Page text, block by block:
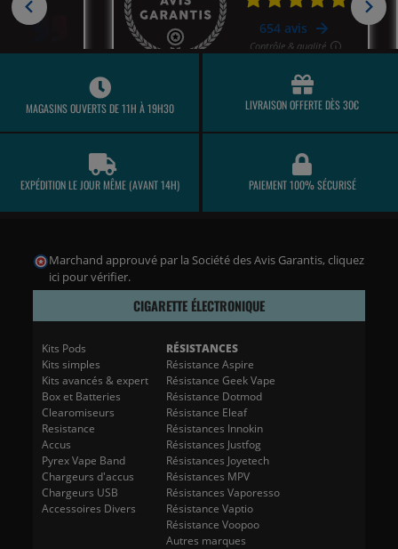
MAGASINS OUVERTS DE 11H À 19H30 LIVRAISON OFFERTE DÈS 30€
EXPÉDITION LE JOUR MÊME (AVANT 14H) PAIEMENT 100% SÉCURISÉ
Marchand approuvé par la Société des Avis Garantis, cliquez
ici pour vérifier.
CIGARETTE ÉLECTRONIQUE
Kits Pods
Kits simples
Kits avancés & expert
Box et Batteries
Clearomiseurs
Resistance
Accus
Pyrex Vape Band
Chargeurs d'accus
Chargeurs USB
Accessoires Divers
RÉSISTANCES
Résistance Aspire
Résistance Geek Vape
Résistance Dotmod
Résistance Eleaf
Résistances Innokin
Résistances Justfog
Résistances Joyetech
Résistances MPV
Résistances Vaporesso
Résistance Vaptio
Résistance Voopoo
Autres marques